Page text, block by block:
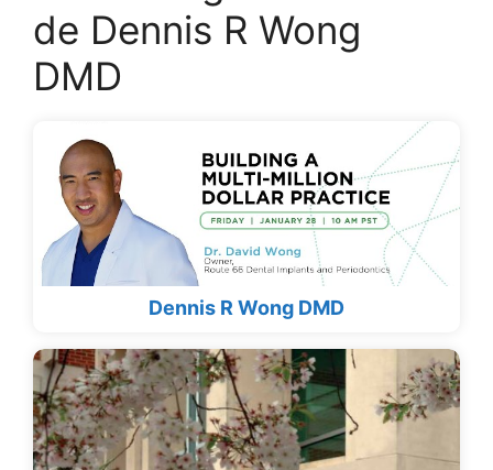
de Dennis R Wong
DMD
Dennis R Wong DMD